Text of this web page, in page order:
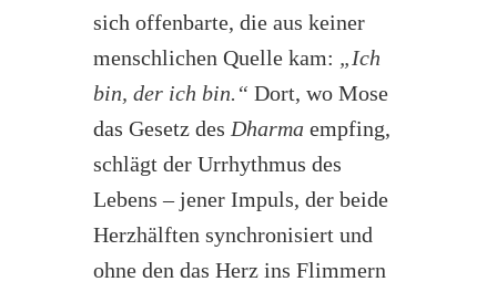
sich offenbarte, die aus keiner
menschlichen Quelle kam: „Ich
bin, der ich bin.“ Dort, wo Mose
das Gesetz des Dharma empfing,
schlägt der Urrhythmus des
Lebens – jener Impuls, der beide
Herzhälften synchronisiert und
ohne den das Herz ins Flimmern